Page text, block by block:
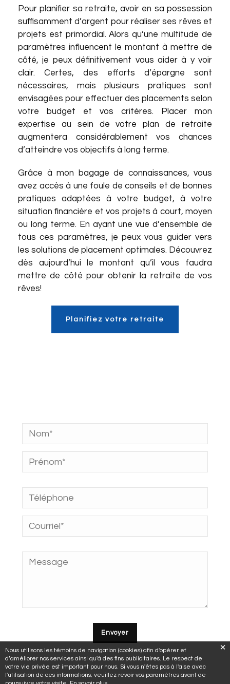
Pour planifier sa retraite, avoir en sa possession
suffisamment d’argent pour réaliser ses rêves et
projets est primordial. Alors qu’une multitude de
paramètres influencent le montant à mettre de
côté, je peux définitivement vous aider à y voir
clair. Certes, des efforts d’épargne sont
nécessaires, mais plusieurs pratiques sont
envisagées pour effectuer des placements selon
votre budget et vos critères. Placer mon
expertise au sein de votre plan de retraite
augmentera considérablement vos chances
d’atteindre vos objectifs à long terme.
Grâce à mon bagage de connaissances, vous
avez accès à une foule de conseils et de bonnes
pratiques adaptées à votre budget, à votre
situation financière et vos projets à court, moyen
ou long terme. En ayant une vue d’ensemble de
tous ces paramètres, je peux vous guider vers
les solutions de placement optimales. Découvrez
dès aujourd’hui le montant qu’il vous faudra
mettre de côté pour obtenir la retraite de vos
rêves!
Planifiez votre retraite
Nous utilisons les témoins de navigation (cookies) afin d'opérer et
d’améliorer nos services ainsi qu'à des fins publicitaires. Le respect de
votre vie privée est important pour nous. Si vous n'êtes pas à l'aise avec
l'utilisation de ces informations, veuillez revoir vos paramètres avant de